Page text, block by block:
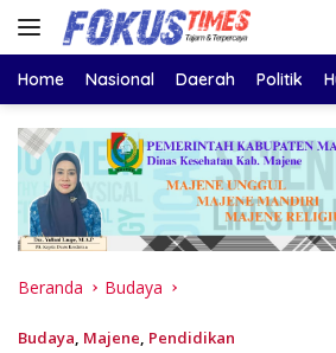
Langsung
Home Nasional Daerah Politik
Beranda Budaya
Budaya, Majene, Pendidikan